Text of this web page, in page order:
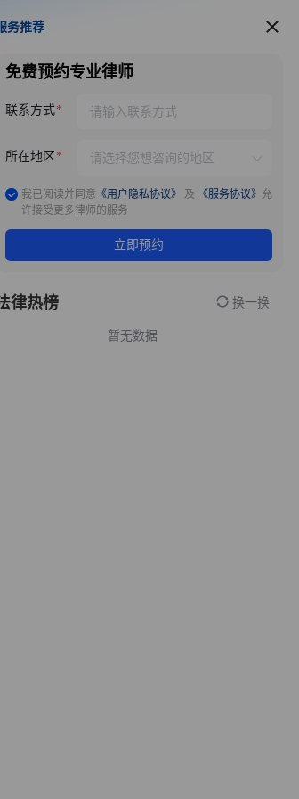
服务推荐
务推荐
免费预约专业律师
联系方式
所在地区
我已阅读并同意 《用户隐私协议》 及 《服务协议》 允
许接受更多律师的服务
立即预约
律热榜 换一换
暂无数据